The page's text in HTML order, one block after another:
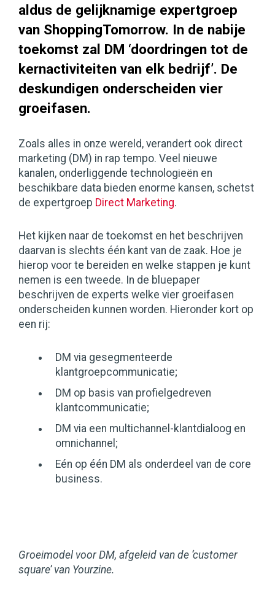
aldus de gelijknamige expertgroep
van ShoppingTomorrow. In de nabije
toekomst zal DM ‘doordringen tot de
kernactiviteiten van elk bedrijf’. De
deskundigen onderscheiden vier
groeifasen.
Zoals alles in onze wereld, verandert ook direct
marketing (DM) in rap tempo. Veel nieuwe
kanalen, onderliggende technologieën en
beschikbare data bieden enorme kansen, schetst
de expertgroep Direct Marketing.
Het kijken naar de toekomst en het beschrijven
daarvan is slechts één kant van de zaak. Hoe je
hierop voor te bereiden en welke stappen je kunt
nemen is een tweede. In de bluepaper
beschrijven de experts welke vier groeifasen
onderscheiden kunnen worden. Hieronder kort op
een rij:
DM via gesegmenteerde
klantgroepcommunicatie;
DM op basis van profielgedreven
klantcommunicatie;
DM via een multichannel-klantdialoog en
omnichannel;
Eén op één DM als onderdeel van de core
business.
Groeimodel voor DM, afgeleid van de ‘customer
square’ van Yourzine.